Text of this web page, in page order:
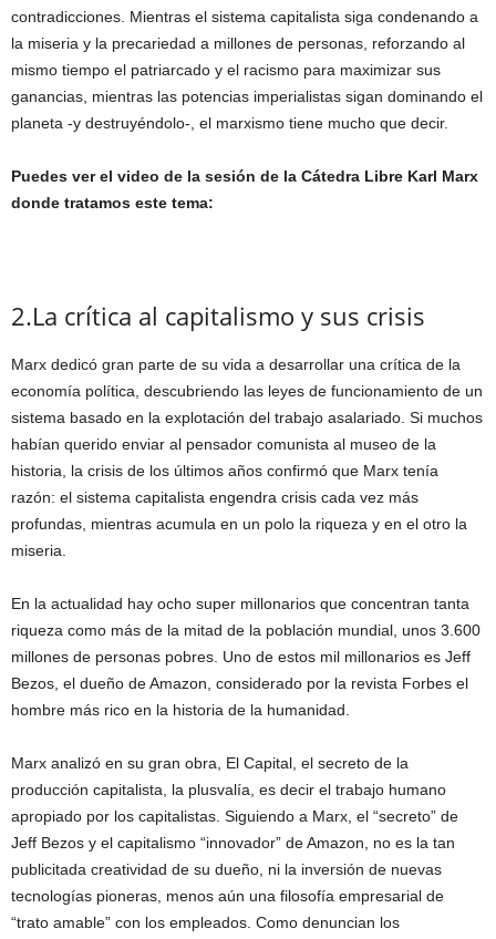
contradicciones. Mientras el sistema capitalista siga condenando a
la miseria y la precariedad a millones de personas, reforzando al
mismo tiempo el patriarcado y el racismo para maximizar sus
ganancias, mientras las potencias imperialistas sigan dominando el
planeta -y destruyéndolo-, el marxismo tiene mucho que decir.
Puedes ver el video de la sesión de la Cátedra Libre Karl Marx
donde tratamos este tema:
2.La crítica al capitalismo y sus crisis
Marx dedicó gran parte de su vida a desarrollar una crítica de la
economía política, descubriendo las leyes de funcionamiento de un
sistema basado en la explotación del trabajo asalariado. Si muchos
habían querido enviar al pensador comunista al museo de la
historia, la crisis de los últimos años confirmó que Marx tenía
razón: el sistema capitalista engendra crisis cada vez más
profundas, mientras acumula en un polo la riqueza y en el otro la
miseria.
En la actualidad hay ocho super millonarios que concentran tanta
riqueza como más de la mitad de la población mundial, unos 3.600
millones de personas pobres. Uno de estos mil millonarios es Jeff
Bezos, el dueño de Amazon, considerado por la revista Forbes el
hombre más rico en la historia de la humanidad.
Marx analizó en su gran obra, El Capital, el secreto de la
producción capitalista, la plusvalía, es decir el trabajo humano
apropiado por los capitalistas. Siguiendo a Marx, el “secreto” de
Jeff Bezos y el capitalismo “innovador” de Amazon, no es la tan
publicitada creatividad de su dueño, ni la inversión de nuevas
tecnologías pioneras, menos aún una filosofía empresarial de
“trato amable” con los empleados. Como denuncian los